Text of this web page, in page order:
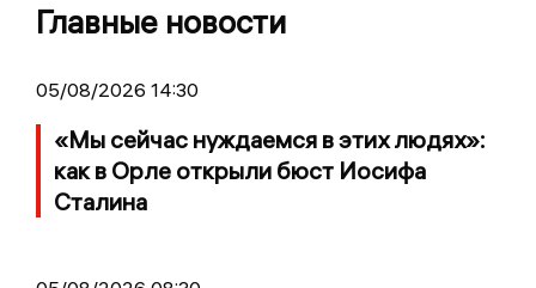
Главные новости
05/08/2026 14:30
«Мы сейчас нуждаемся в этих людях»:
как в Орле открыли бюст Иосифа
Сталина